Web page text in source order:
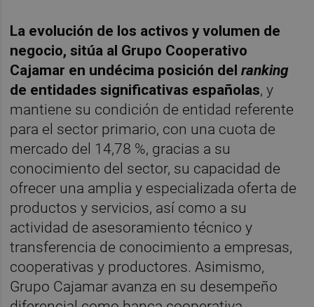
La evolución de los activos y volumen de
negocio, sitúa al Grupo Cooperativo
Cajamar en undécima posición delranking
de entidades significativas españolas, y
mantiene su condición de entidad referente
para el sector primario, con una cuota de
mercado del 14,78 %, gracias a su
conocimiento del sector, su capacidad de
ofrecer una amplia y especializada oferta de
productos y servicios, así como a su
actividad de asesoramiento técnico y
transferencia de conocimiento a empresas,
cooperativas y productores. Asimismo,
Grupo Cajamar avanza en su desempeño